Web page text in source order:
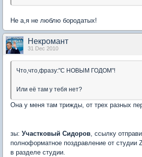
Не а,я не люблю бородатых!
Некромант
31 Dec 2010
Что,что,фразу:"С НОВЫМ ГОДОМ"!
Или её там у тебя нет?
Она у меня там трижды, от трех разных
зы: Участковый Сидоров, ссылку
полноформатное поздравление от студии
в разделе студии.